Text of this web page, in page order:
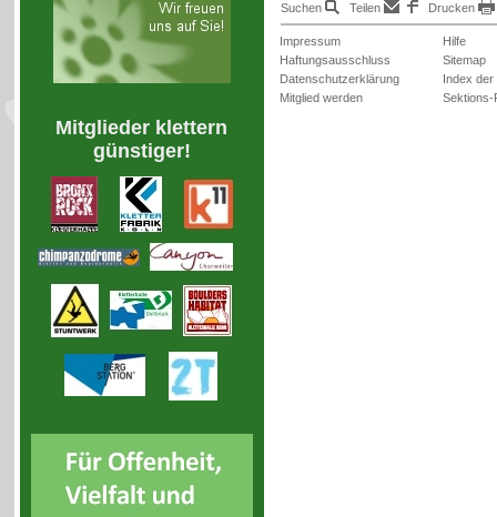
Mitglieder klettern
günstiger!
Suchen Teilen Drucken
Impressum
Haftungsausschluss
Datenschutzerklärung
Mitglied werden
Hilfe
Sitemap
Index der
Sektions-